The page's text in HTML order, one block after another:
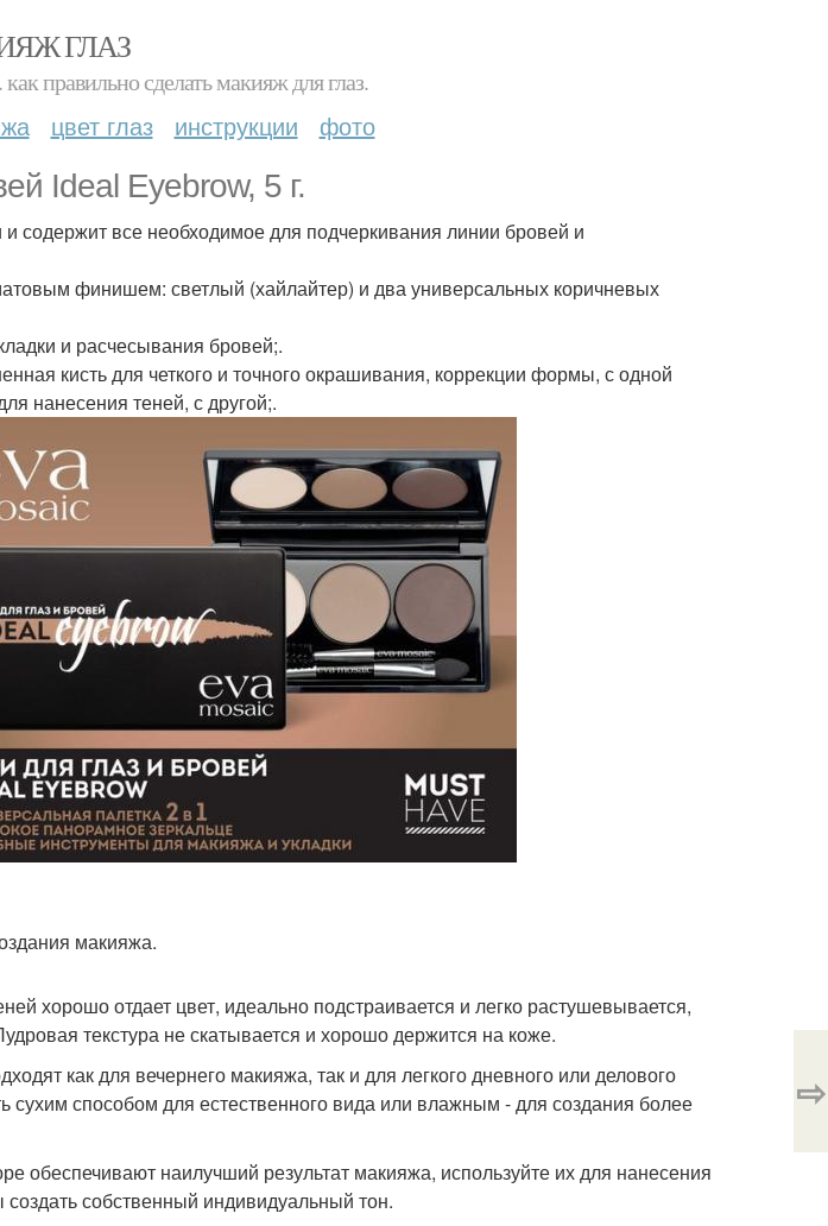
ГЛАЗ
правильно сделать макияж для глаз.
цвет глаз инструкции фото
Ideal Eyebrow, 5 г.
содержит все необходимое для подчеркивания линии бровей и
финишем: светлый (хайлайтер) и два универсальных коричневых
и расчесывания бровей;.
кисть для четкого и точного окрашивания, коррекции формы, с одной
нанесения теней, с другой;.
макияжа.
хорошо отдает цвет, идеально подстраивается и легко растушевывается,
текстура не скатывается и хорошо держится на коже.
как для вечернего макияжа, так и для легкого дневного или делового
сухим способом для естественного вида или влажным - для создания более
обеспечивают наилучший результат макияжа, используйте их для нанесения
собственный индивидуальный тон.
⇨